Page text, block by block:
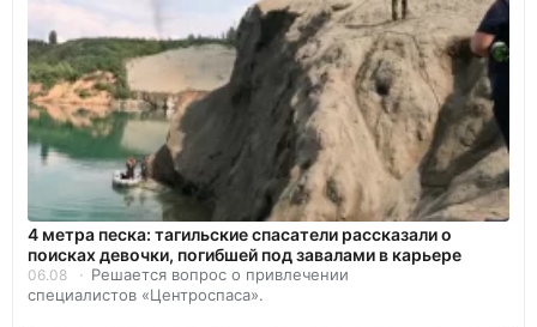
4 метра песка: тагильские спасатели рассказали о
поисках девочки, погибшей под завалами в карьере
06.08
Решается вопрос о привлечении
специалистов «Центроспаса».